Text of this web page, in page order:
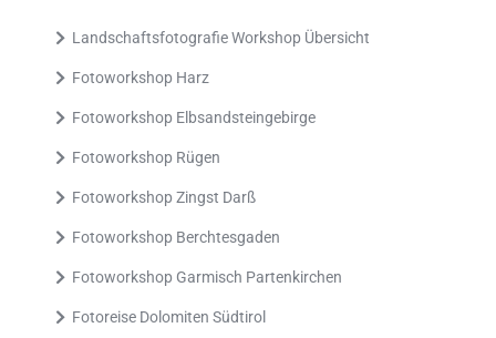
Landschaftsfotografie Workshop Übersicht
Fotoworkshop Harz
Fotoworkshop Elbsandsteingebirge
Fotoworkshop Rügen
Fotoworkshop Zingst Darß
Fotoworkshop Berchtesgaden
Fotoworkshop Garmisch Partenkirchen
Fotoreise Dolomiten Südtirol